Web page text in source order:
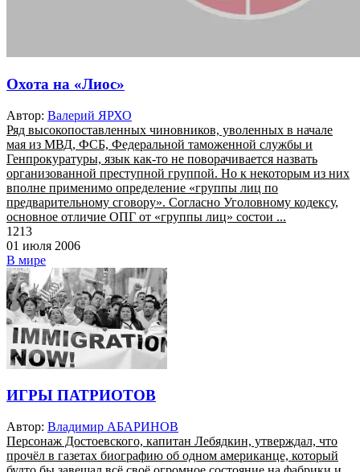
Охота на «Лиос»
Автор: Валерий ЯРХО
Ряд высокопоставленных чиновников, уволенных в начале
мая из МВД, ФСБ, Федеральной таможенной службы и
Генпрокуратуры, язык как-то не поворачивается назвать
организованной преступной группой. Но к некоторым из них
вполне применимо определение «группы лиц по
предварительному сговору». Согласно Уголовному кодексу,
основное отличие ОПГ от «группы лиц» состои ...
1213
01 июля 2006
В мире
ИГРЫ ПАТРИОТОВ
Автор: Владимир АБАРИНОВ
Персонаж Достоевского, капитан Лебядкин, утверждал, что
прочёл в газетах биографию об одном американце, который